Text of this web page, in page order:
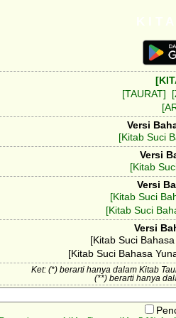
[TAURAT]
Versi
[Kitab Suci
Versi
[Kitab
Versi
[Kitab Suci
[Kitab Suci
Versi
[Kitab Suci
[Kitab Suci Bahasa
Ket: (*) berarti hanya dalam Kitab
(**) berarti hanya